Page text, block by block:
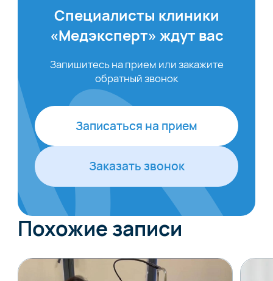
Специалисты клиники
«Медэксперт» ждут вас
Запишитесь на прием или закажите
обратный звонок
Записаться на прием
Заказать звонок
Похожие записи